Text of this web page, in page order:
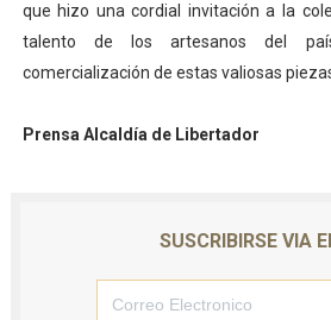
que hizo una cordial invitación a la
talento de los artesanos del
comercialización de estas valiosas
Prensa Alcaldía de Libertador
SUSCRIBIRSE VIA